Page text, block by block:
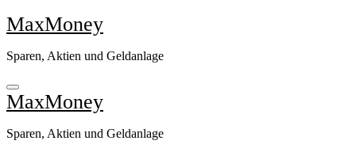
Zu
Inhalten
MaxMoney
Sparen, Aktien und Geldanlage
MaxMoney
Sparen, Aktien und Geldanlage